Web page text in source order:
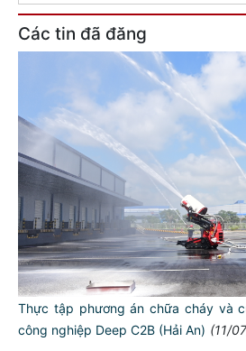
Các tin đã đăng
Thực tập phương án chữa cháy và
công nghiệp Deep C2B (Hải An) (11/